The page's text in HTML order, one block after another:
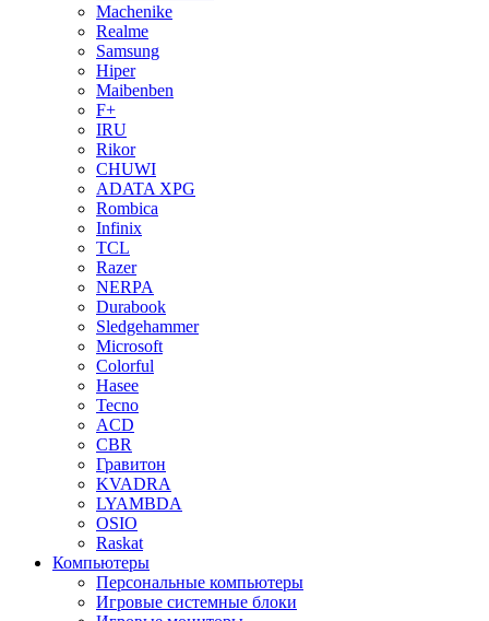
Machenike
Realme
Samsung
Hiper
Maibenben
F+
IRU
Rikor
CHUWI
ADATA XPG
Rombica
Infinix
TCL
Razer
NERPA
Durabook
Sledgehammer
Microsoft
Colorful
Hasee
Tecno
ACD
CBR
Гравитон
KVADRA
LYAMBDA
OSIO
Raskat
Компьютеры
Персональные компьютеры
Игровые системные блоки